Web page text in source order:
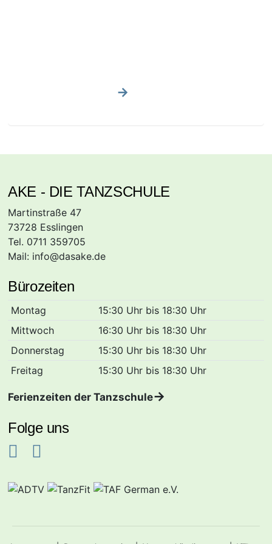
AKE - DIE TANZSCHULE
Martinstraße 47
73728 Esslingen
Tel. 0711 359705
Mail: info@dasake.de
Bürozeiten
Montag
15:30 Uhr bis 18:30 Uhr
Mittwoch
16:30 Uhr bis 18:30 Uhr
Donnerstag
15:30 Uhr bis 18:30 Uhr
Freitag
15:30 Uhr bis 18:30 Uhr
Ferienzeiten der Tanzschule
Folge uns